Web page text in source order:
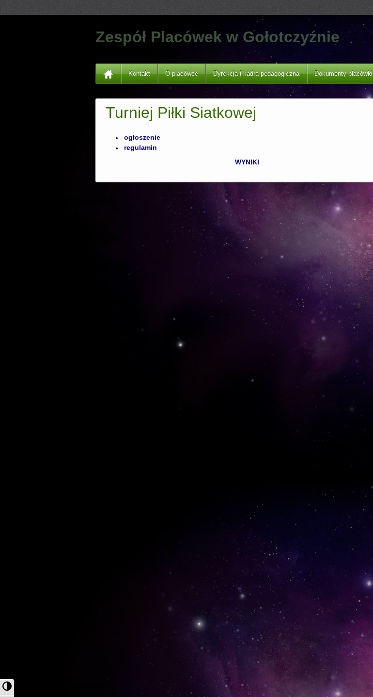
Przełącz wysoki kontrast
Zespół Placówek w Gołotczyźnie
Kontakt O placówce Dyrekcja i kadra pedagogiczna Dokumenty placówki
Turniej Piłki Siatkowej
ogłoszenie
regulamin
WYNIKI